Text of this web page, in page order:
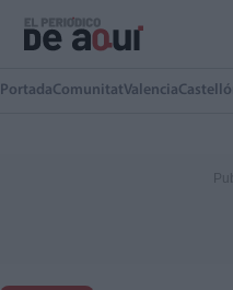
PortadaComunitatValencia